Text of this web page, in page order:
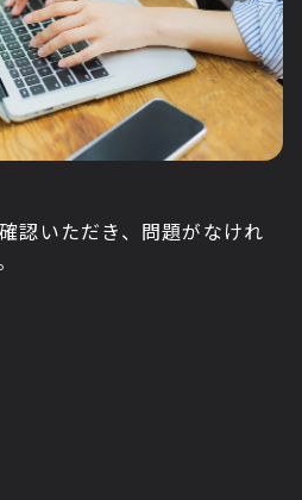
認いただき、問題がなけれ